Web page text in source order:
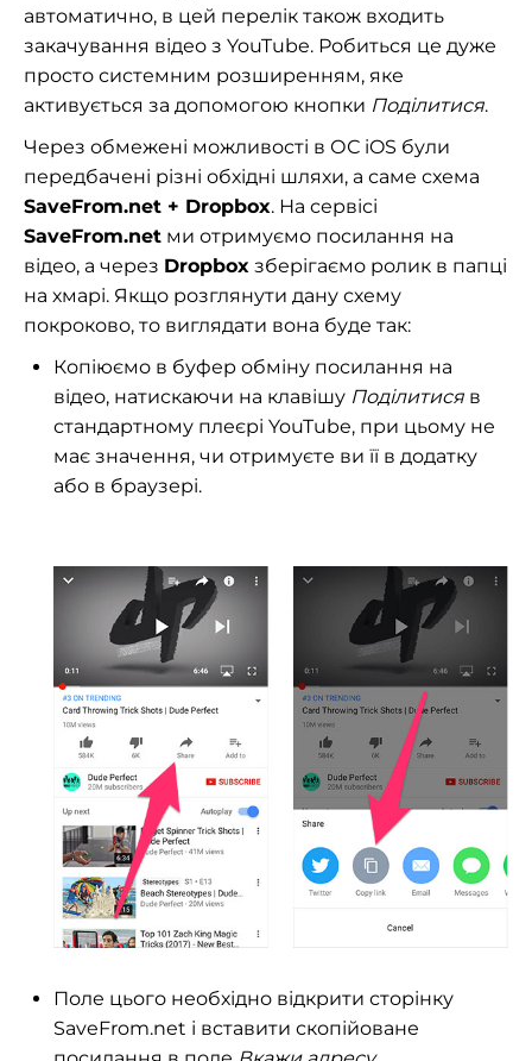
автоматично, в цей перелік також входить
закачування відео з YouTube. Робиться це дуже
просто системним розширенням, яке
активується за допомогою кнопки Поділитися.
Через обмежені можливості в ОС iOS були
передбачені різні обхідні шляхи, а саме схема
SaveFrom.net + Dropbox. На сервісі
SaveFrom.net ми отримуємо посилання на
відео, а через Dropbox зберігаємо ролик в папці
на хмарі. Якщо розглянути дану схему
покроково, то виглядати вона буде так:
Копіюємо в буфер обміну посилання на
відео, натискаючи на клавішу Поділитися в
стандартному плеєрі YouTube, при цьому не
має значення, чи отримуєте ви її в додатку
або в браузері.
Поле цього необхідно відкрити сторінку
SaveFrom.net і вставити скопійоване